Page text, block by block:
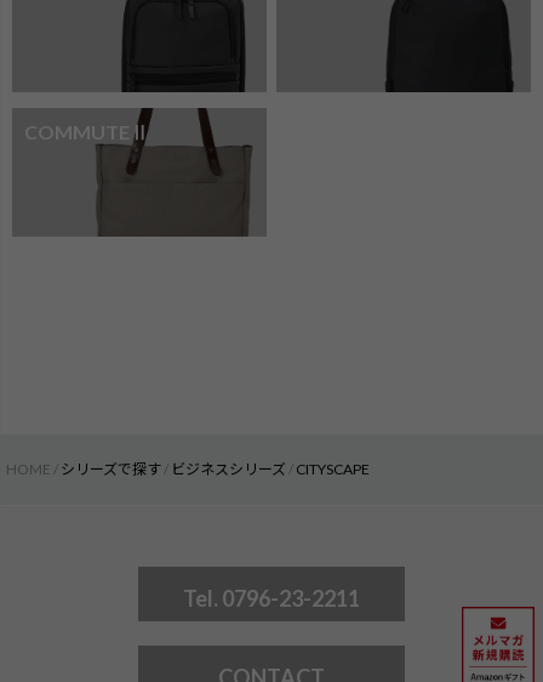
COMMUTEⅡ
HOME シリーズで探す ビジネスシリーズ CITYSCAPE
Tel. 0796-23-2211